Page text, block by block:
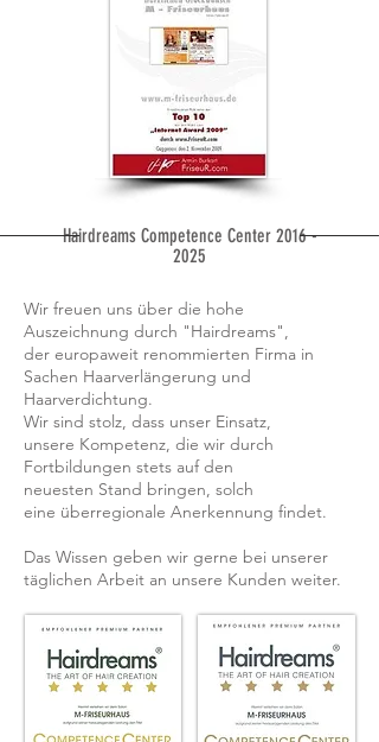
Hairdreams Competence Center 2016 -
2025
Wir freuen uns über die hohe
Auszeichnung durch "Hairdreams",
der europaweit renommierten Firma in
Sachen Haarverlängerung und
Haarverdichtung.
Wir sind stolz, dass unser Einsatz,
unsere Kompetenz, die wir durch
Fortbildungen stets auf den
neuesten Stand bringen, solch
eine überregionale Anerkennung findet.
Das Wissen geben wir gerne bei unserer
täglichen Arbeit an unsere Kunden weiter.